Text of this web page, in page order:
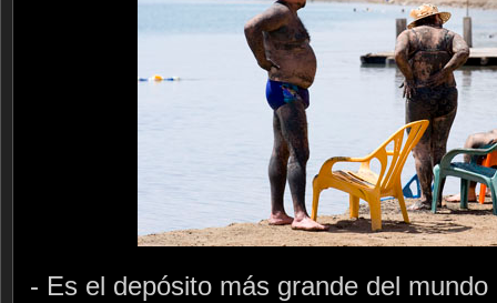
- Es el depósito más grande del